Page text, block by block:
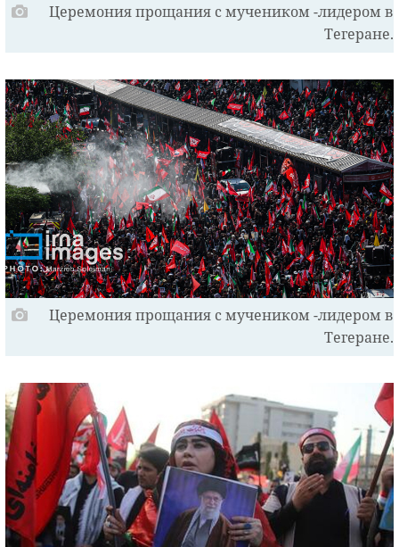
Церемония прощания с мучеником -лидером в
Тегеране.
Церемония прощания с мучеником -лидером в
Тегеране.